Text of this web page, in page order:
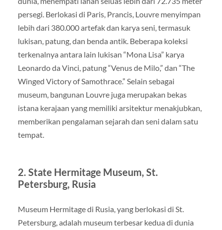
persegi. Berlokasi di Paris, Prancis, Louvre menyimpan
lebih dari 380.000 artefak dan karya seni, termasuk
lukisan, patung, dan benda antik. Beberapa koleksi
terkenalnya antara lain lukisan “Mona Lisa” karya
Leonardo da Vinci, patung “Venus de Milo,” dan “The
Winged Victory of Samothrace.” Selain sebagai
museum, bangunan Louvre juga merupakan bekas
istana kerajaan yang memiliki arsitektur menakjubkan,
memberikan pengalaman sejarah dan seni dalam satu
tempat.
2. State Hermitage Museum, St.
Petersburg, Rusia
Museum Hermitage di Rusia, yang berlokasi di St.
Petersburg, adalah museum terbesar kedua di dunia